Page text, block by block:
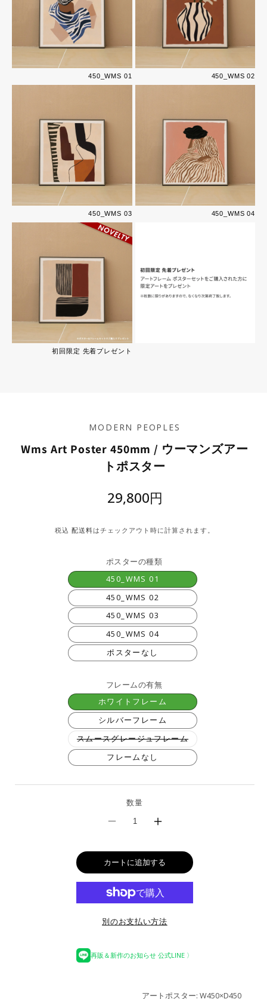
450_WMS 01 450_WMS 02
450_WMS 03 450_WMS 04
初回限定 先着プレゼント
MODERN PEOPLES
Wms Art Poster 450mm / ウーマンズアー
トポスター
通
価
格
29,800円
税込配送料はチェックアウト時に計算されます。
ポスターの種類
450_WMS 01
450_WMS 02
450_WMS 03
450_WMS 04
ポスターなし
フレームの有無
ホワイトフレーム
シルバーフレーム
スムースグレージュフレームバ
リ
エ
ー
シ
は
販
売
で
き
ま
フレームなし
数量
Wms
Poster
450mm
/
ウ
マ
Wms
Poster
450mm
/
ウ
マ
ズ
カートに追加する
別のお支払い方法
再販＆新作のお知らせ 公式LINE 〉
アートポスター: W450×D450